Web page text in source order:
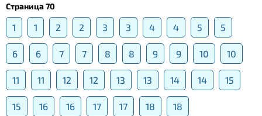
Страница 70
1 1 2 2 3 3 4 4 5 5
6 6 7 7 8 8 9 9 10 10
11 11 12 12 13 13 14 14 15
15 16 16 17 17 18
18